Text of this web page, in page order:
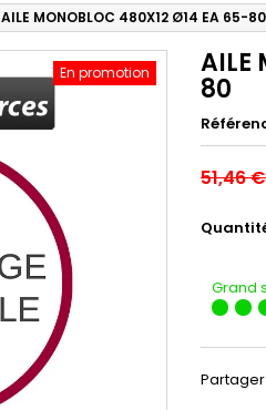
AILE MONOBLOC 480X12 Ø14 EA 65-80
En promotion AILE
80
51,46 €
Grand
Partager